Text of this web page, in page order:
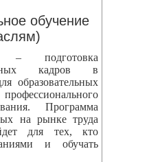
обучение
– подготовка
кадров в
образовательных
Программа
на рынке труда
для тех, кто
и обучать